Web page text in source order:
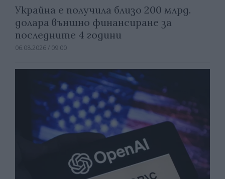
Украйна е получила близо 200 млрд.
долара външно финансиране за
последните 4 години
06.08.2026 / 09:00